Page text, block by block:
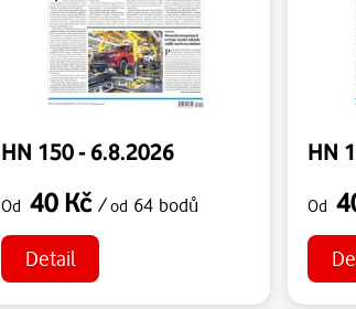
HN 150 - 6.8.2026
Od 40 Kč /od 64 bodů
Detail
HN
Od